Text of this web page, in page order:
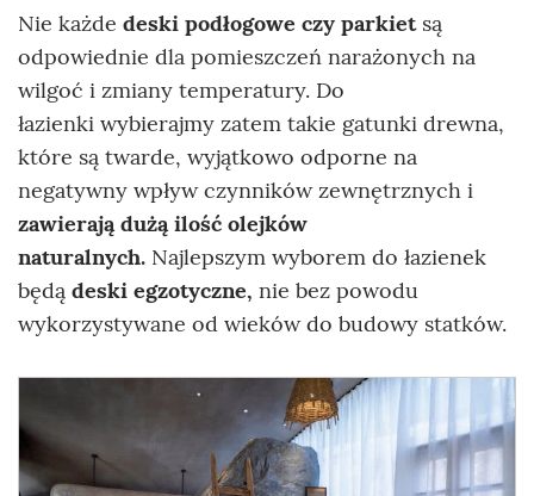
Nie każde deski podłogowe czy parkietsą
odpowiednie dla pomieszczeń narażonych na
wilgoć i zmiany temperatury. Do
łazienki wybierajmy zatem takie gatunki drewna,
które są twarde, wyjątkowo odporne na
negatywny wpływ czynników zewnętrznych i
zawierają dużą ilość olejków
naturalnych. Najlepszym wyborem do łazienek
będą deski egzotyczne, nie bez powodu
wykorzystywane od wieków do budowy statków.